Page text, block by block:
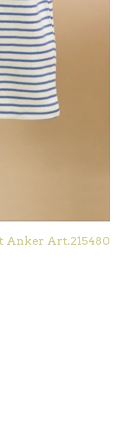
Anker Art.215480